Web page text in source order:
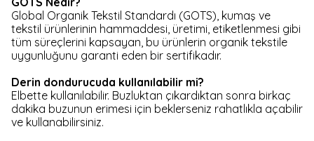
Global Organik Tekstil Standardı (GOTS), kumaş ve
tekstil ürünlerinin hammaddesi, üretimi, etiketlenmesi gibi
tüm süreçlerini kapsayan, bu ürünlerin organik tekstile
uygunluğunu garanti eden bir sertifikadır.
Derin dondurucuda kullanılabilir mi?
Elbette kullanılabilir. Buzluktan çıkardıktan sonra birkaç
dakika buzunun erimesi için beklerseniz rahatlıkla açabilir
ve kullanabilirsiniz.